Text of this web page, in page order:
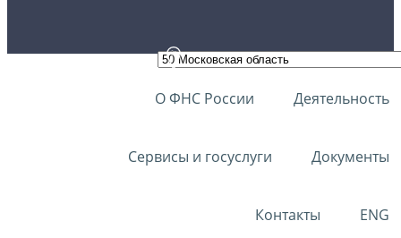
О ФНС России Деятельность
Сервисы и госуслуги Документы
Контакты ENG